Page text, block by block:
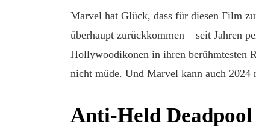
Marvel hat Glück, dass für diesen Film
überhaupt zurückkommen – seit Jahren
Hollywoodikonen in ihren berühmtesten
nicht müde. Und Marvel kann auch 2024
Anti-Held